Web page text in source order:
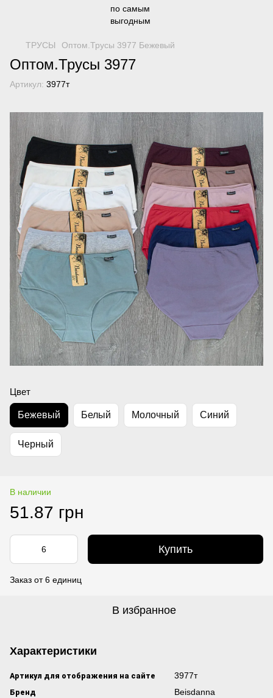
ТРУСЫ Оптом.Трусы 3977 Бежевый
Оптом.Трусы 3977
Артикул: 3977т
Цвет
Бежевый Белый Молочный Синий
Черный
В наличии
51.87 грн
Купить
Заказ от 6 единиц
В избранное
Характеристики
Артикул для отображения на сайте 3977т
Бренд Beisdanna